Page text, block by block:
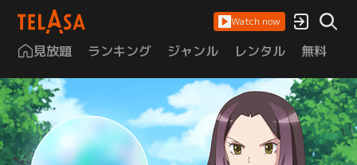
Watch now
見放題 ランキング ジャンル レンタル 無料